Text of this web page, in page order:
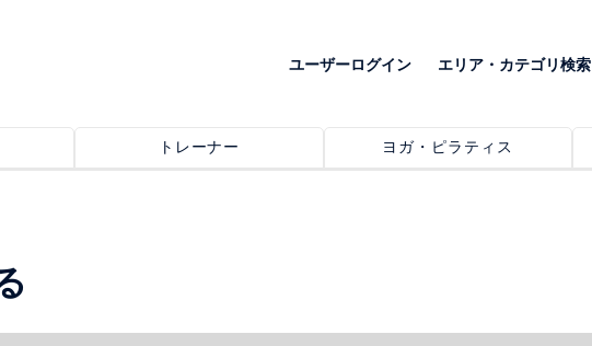
ユーザーログイン エリア・カテゴリ検索
トレーナー ヨガ・ピラティス